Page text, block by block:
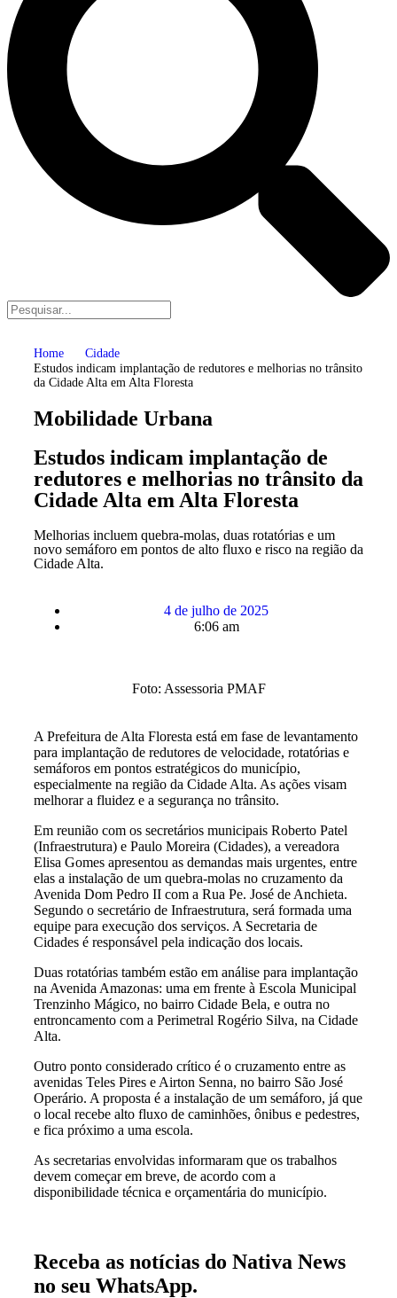
Home
Cidade
Estudos indicam implantação de redutores e melhorias no trânsito
da Cidade Alta em Alta Floresta
Mobilidade Urbana
Estudos indicam implantação de
redutores e melhorias no trânsito da
Cidade Alta em Alta Floresta
Melhorias incluem quebra-molas, duas rotatórias e um
novo semáforo em pontos de alto fluxo e risco na região da
Cidade Alta.
4 de julho de 2025
6:06 am
Foto: Assessoria PMAF
A Prefeitura de Alta Floresta está em fase de levantamento
para implantação de redutores de velocidade, rotatórias e
semáforos em pontos estratégicos do município,
especialmente na região da Cidade Alta. As ações visam
melhorar a fluidez e a segurança no trânsito.
Em reunião com os secretários municipais Roberto Patel
(Infraestrutura) e Paulo Moreira (Cidades), a vereadora
Elisa Gomes apresentou as demandas mais urgentes, entre
elas a instalação de um quebra-molas no cruzamento da
Avenida Dom Pedro II com a Rua Pe. José de Anchieta.
Segundo o secretário de Infraestrutura, será formada uma
equipe para execução dos serviços. A Secretaria de
Cidades é responsável pela indicação dos locais.
Duas rotatórias também estão em análise para implantação
na Avenida Amazonas: uma em frente à Escola Municipal
Trenzinho Mágico, no bairro Cidade Bela, e outra no
entroncamento com a Perimetral Rogério Silva, na Cidade
Alta.
Outro ponto considerado crítico é o cruzamento entre as
avenidas Teles Pires e Airton Senna, no bairro São José
Operário. A proposta é a instalação de um semáforo, já que
o local recebe alto fluxo de caminhões, ônibus e pedestres,
e fica próximo a uma escola.
As secretarias envolvidas informaram que os trabalhos
devem começar em breve, de acordo com a
disponibilidade técnica e orçamentária do município.
Receba as notícias do Nativa News
no seu WhatsApp.